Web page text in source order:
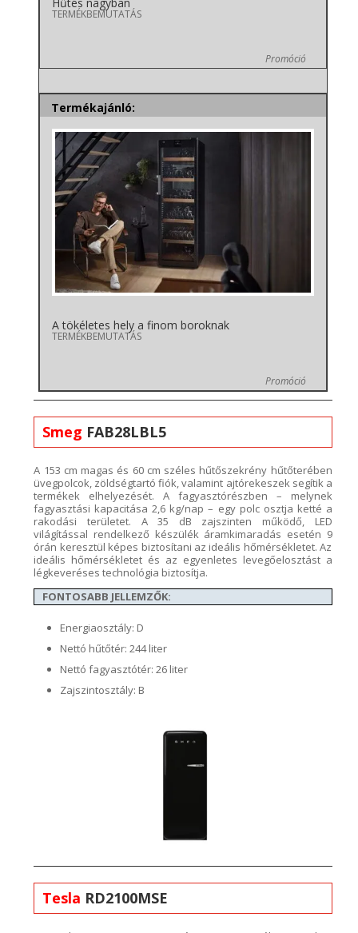
Hűtés nagyban
TERMÉKBEMUTATÁS
Promóció
Termékajánló:
A tökéletes hely a finom boroknak
TERMÉKBEMUTATÁS
Promóció
Smeg FAB28LBL5
A 153 cm magas és 60cm széles hűtőszekrény hűtőterében
üvegpolcok , zöldségtartó fiók, valamint ajtórekeszek segítik a
termékek elhelyezését. A fagyasztórészben – melynek
fagyasztási kapacitása 2 ,6 kg/nap – egypolc osztja ketté a
rakodási területet. A 35 dB zajszinten működő, LED
világítással rendelkező készülék áramkimaradás esetén 9
órán keresztül képes biztosítani az ideális hőmérsékletet. Az
ideális hőmérsékletet és az egyenletes levegőelosztást a
légkeveréses technológia biztosítja.
FONTOSABB JELLEMZŐK:
Energiaosztály: D
Nettó hűtőtér: 244 liter
Nettó fagyasztótér: 26 liter
Zajszintosztály: B
Tesla RD2100MSE